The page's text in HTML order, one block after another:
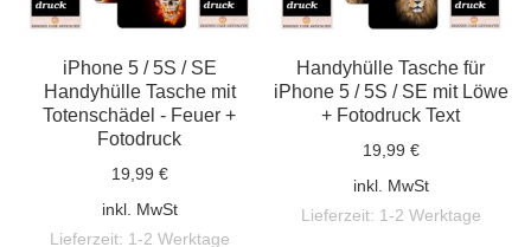
iPhone 5 / 5S / SE
Handyhülle Tasche mit
Totenschädel - Feuer +
Fotodruck
19,99 €
inkl. MwSt
Lieferzeit: 1-2 Werktage
Handyhülle Tasche für
iPhone 5 / 5S / SE mit Löwe
+ Fotodruck Text
19,99 €
inkl. MwSt
Lieferzeit: 1-2 Werktage